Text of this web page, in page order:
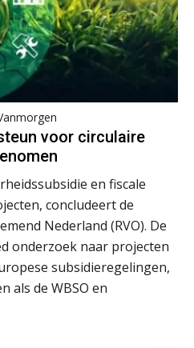
voor circulaire
en fiscale
concludeert de
Nederland (RVO). De
onderzoek naar projecten
subsidieregelingen,
als de WBSO en
based models: de essentiële
voor elk finance team
op klik is willekeurig. Zo
je verloop structureel.
& build: urenregistratie als
EBITDA-hefboom
Amro slokt NIBC op: wat deze
zegt over de
financiële markt
sterk
softwarekampioen
(nog) in Europa
Hoek en Blok het
drastisch
| samenstel